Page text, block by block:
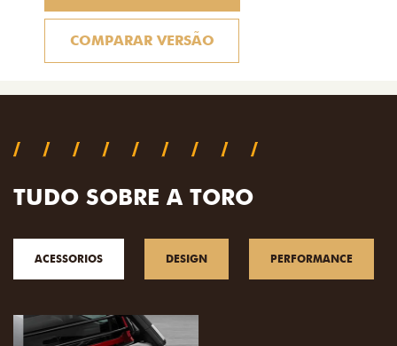
COMPARAR VERSÃO
TUDO SOBRE A TORO
ACESSORIOS DESIGN PERFORMANCE